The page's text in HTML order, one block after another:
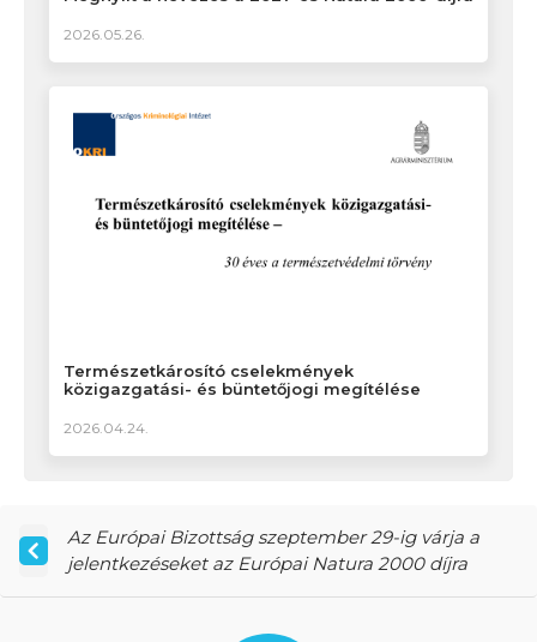
2026.05.26.
Természetkárosító cselekmények
közigazgatási- és büntetőjogi megítélése
2026.04.24.
Az Európai Bizottság szeptember 29-ig várja a
jelentkezéseket az Európai Natura 2000 díjra